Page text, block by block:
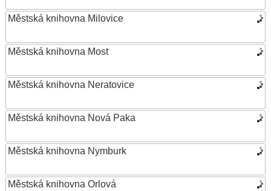
Městská knihovna Milovice
Městská knihovna Most
Městská knihovna Neratovice
Městská knihovna Nová Paka
Městská knihovna Nymburk
Městská knihovna Orlová